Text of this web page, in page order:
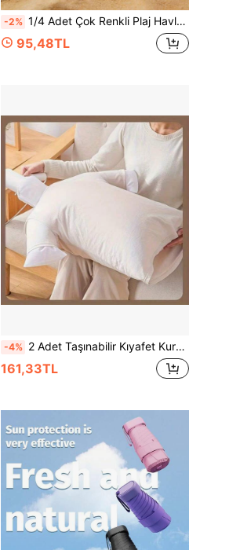
-2% 1/4 Adet Çok Renkli Plaj Havlusu Klipsi, Ağır Hizmet Tipi Plastik Çadır Kazığı, Rüzgar Geçirmez Zemin Sabitleyici, Kaymaz Battaniye Klipsi, Plaj, Kamp, Piknik, Veranda, Bahçe ve Dış Mekan Etkinlikleri İçin Uygun, Yeniden Kullanılabilir Dayanıklı Klipsler
95,48TL
-4% 2 Adet Taşınabilir Kıyafet Kurutma Çantası, Hızlı Kuruyan Mini Katlanabilir Kurutma Çantaları, Yeniden Kullanılabilir, Seyahat, Yurt, Ofis ve Ev İçin Uygun, Mavi Şişme Mont Kurutma Demosu Dahil, Ofis Çamaşır Çözümü, Kompakt Kurutma Çantaları, Geliştirilmiş Hava Akış Tasarımı
161,33TL